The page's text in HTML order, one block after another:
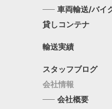
車両輸送/バイ
貸しコンテナ
輸送実績
スタッフブログ
会社情報
会社概要